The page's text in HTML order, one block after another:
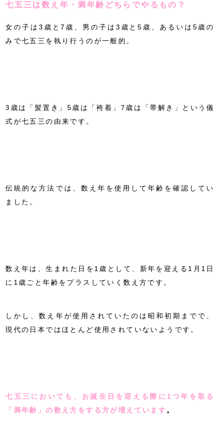
七五三は数え年・満年齢どちらでやるもの？
女の子は3歳と7歳、男の子は3歳と5歳、あるいは5歳の
みで七五三を執り行うのが一般的。
3歳は「髪置き」5歳は「袴着」7歳は「帯解き」という儀
式が七五三の由来です。
伝統的な方法では、数え年を使用して年齢を確認してい
ました。
数え年は、生まれた日を1歳として、新年を迎える1月1日
に1歳ごと年齢をプラスしていく数え方です。
しかし、数え年が使用されていたのは昭和初期までで、
現代の日本ではほとんど使用されていないようです。
七五三においても、お誕生日を迎える際に1つ年を取る
「満年齢」の数え方をする方が増えています。